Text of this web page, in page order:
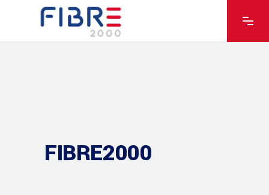
FIBRE2000